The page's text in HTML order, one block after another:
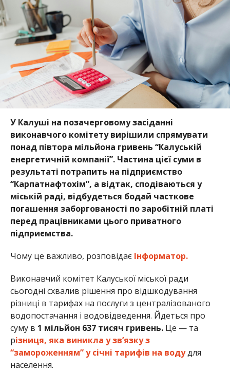
У Калуші на позачерговому засіданні
виконавчого комітету вирішили спрямувати
понад півтора мільйона гривень “Калуській
енергетичній компанії”. Частина цієї суми в
результаті потрапить на підприємство
“Карпатнафтохім”, а відтак, сподіваються у
міській раді, відбудеться бодай часткове
погашення заборгованості по заробітній платі
перед працівниками цього приватного
підприємства.
Чому це важливо, розповідає Інформатор.
Виконавчий комітет Калуської міської ради
сьогодні схвалив рішення про відшкодування
різниці в тарифах на послуги з централізованого
водопостачання і водовідведення. Йдеться про
суму в 1 мільйон 637 тисяч гривень.Це — та
різниця, яка виникла у зв’язку з
“замороженням” у січні тарифів на водудля
населення.